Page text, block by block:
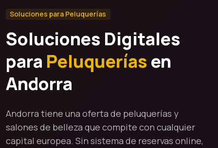
Soluciones para Peluquerías
Soluciones Digitales
para Peluqueríasen
Andorra
Andorra tiene una oferta de peluquerías y
salones de belleza que compite con cualquier
capital europea. Sin sistema de reservas online,